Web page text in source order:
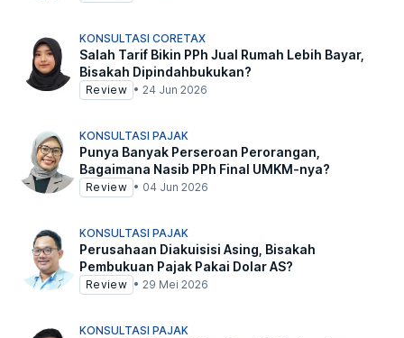
KONSULTASI CORETAX
Salah Tarif Bikin PPh Jual Rumah Lebih Bayar,
Bisakah Dipindahbukukan?
Review • 24 Jun 2026
KONSULTASI PAJAK
Punya Banyak Perseroan Perorangan,
Bagaimana Nasib PPh Final UMKM-nya?
Review • 04 Jun 2026
KONSULTASI PAJAK
Perusahaan Diakuisisi Asing, Bisakah
Pembukuan Pajak Pakai Dolar AS?
Review • 29 Mei 2026
KONSULTASI PAJAK